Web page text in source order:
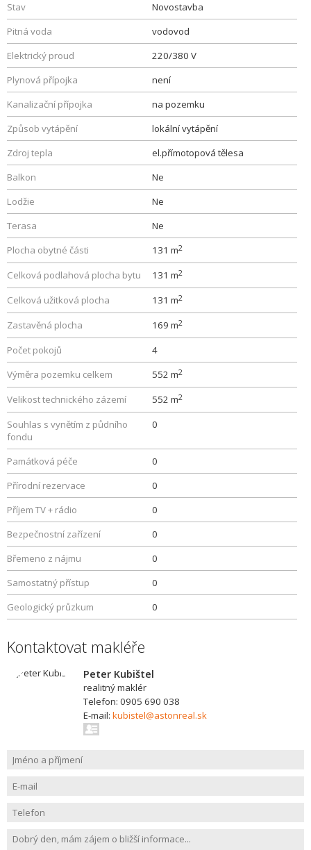
Stav
Novostavba
Pitná voda
vodovod
Elektrický proud
220/380 V
Plynová přípojka
není
Kanalizační přípojka
na pozemku
Způsob vytápění
lokální vytápění
Zdroj tepla
el.přímotopová tělesa
Balkon
Ne
Lodžie
Ne
Terasa
Ne
Plocha obytné části
131 m2
Celková podlahová plocha bytu 131 m2
Celková užitková plocha 131 m2
Zastavěná plocha 169 m2
Počet pokojů
4
Výměra pozemku celkem
552 m2
Velikost technického zázemí 552 m2
Souhlas s vynětím z půdního
fondu
0
Památková péče
0
Přírodní rezervace
0
Příjem TV + rádio
0
Bezpečnostní zařízení
0
Břemeno z nájmu
0
Samostatný přístup
0
Geologický průzkum
0
Kontaktovat makléře
Peter Kubištel
realitný maklér
Telefon: 0905 690 038
E-mail: kubistel@astonreal.sk